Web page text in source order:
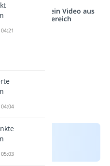
vernetzt: Hier ein Video aus
anderen Bereich